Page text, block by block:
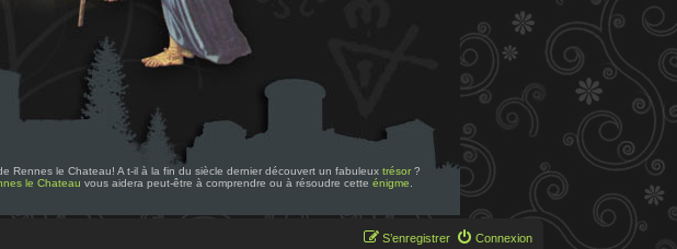
Rennes le Chateau! A t-il à la fin du siècle dernier découvert un fabuleux trésor ?
le Chateau vous aidera peut-être à comprendre ou à résoudre cette énigme
Connexion
S’enregistrer